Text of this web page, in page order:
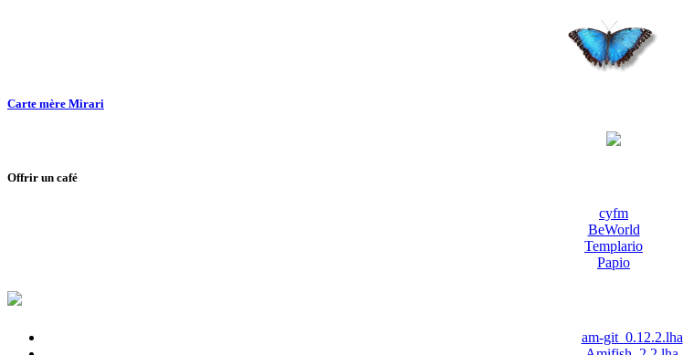
Carte mère Mirari
Offrir un café
cyfm
BeWorld
Templario
Papio
am-git_0.12.2.lha